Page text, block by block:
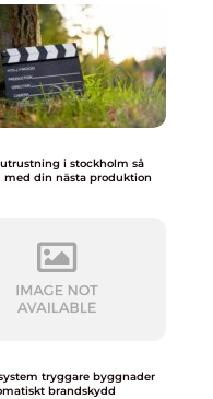
i stockholm så
med din nästa produktion
byggnader
brandskydd